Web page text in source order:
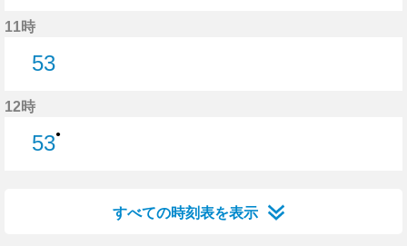
11時
53
12時
53●
すべての時刻表を表示